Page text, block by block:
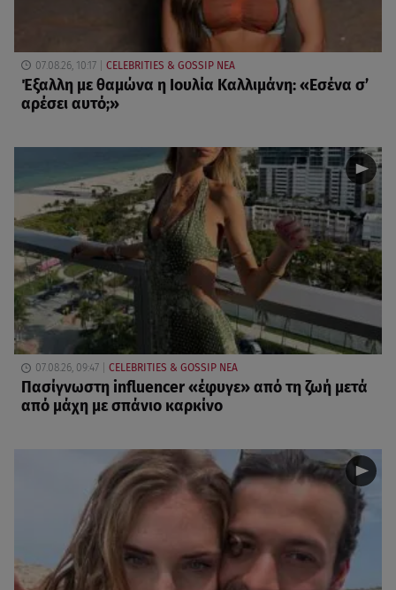
07.08.26, 10:17 CELEBRITIES & GOSSIP ΝΕΑ
Έξαλλη με θαμώνα η Ιουλία Καλλιμάνη: «Εσένα σ’
αρέσει αυτό;»
07.08.26, 09:47 CELEBRITIES & GOSSIP ΝΕΑ
Πασίγνωστη influencer «έφυγε» από τη ζωή μετά
από μάχη με σπάνιο καρκίνο